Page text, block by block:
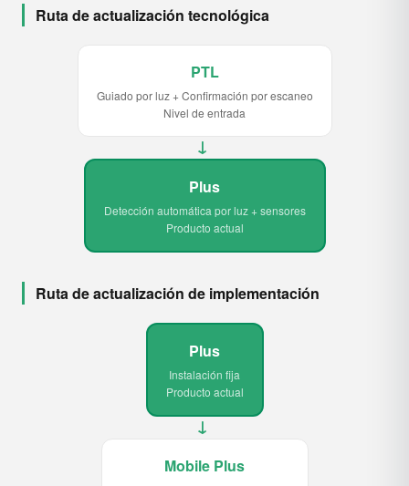
Ruta de actualización tecnológica
PTL
Guiado por luz + Confirmación por escaneo
Nivel de entrada
→
Plus
Detección automática por luz + sensores
Producto actual
Ruta de actualización de implementación
Plus
Instalación fija
Producto actual
→
Mobile Plus